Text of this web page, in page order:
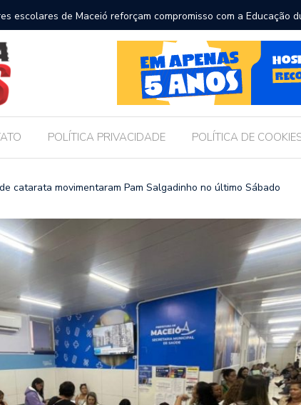
pede ao STF para receber os filhos no Dia dos Pais
POLÍTICA PRIVACIDADE POLÍTICA DE
catarata movimentaram Pam Salgadinho no último Sábado